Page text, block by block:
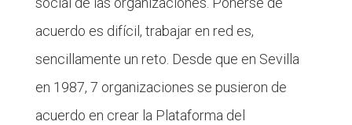
acuerdo es difícil, trabajar en red es,
sencillamente un reto. Desde que en Sevilla
en 1987, 7 organizaciones se pusieron de
acuerdo en crear la Plataforma del